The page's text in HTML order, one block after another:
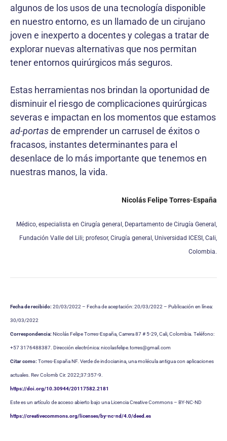
algunos de los usos de una tecnología disponible
en nuestro entorno, es un llamado de un cirujano
joven e inexperto a docentes y colegas a tratar de
explorar nuevas alternativas que nos permitan
tener entornos quirúrgicos más seguros.
Estas herramientas nos brindan la oportunidad de
disminuir el riesgo de complicaciones quirúrgicas
severas e impactan en los momentos que estamos
ad-portasde emprender un carrusel de éxitos o
fracasos, instantes determinantes para el
desenlace de lo más importante que tenemos en
nuestras manos, la vida.
Nicolás Felipe Torres-España
Médico, especialista en Cirugía general, Departamento de Cirugía General,
Fundación Valle del Lili; profesor, Cirugía general, Universidad ICESI, Cali,
Colombia.
Fecha de recibido: 20/03/2022 – Fecha de aceptación: 20/03/2022 – Publicación en línea:
30/03/2022
Correspondencia: Nicolás Felipe Torres-España, Carrera 87 # 5-29, Cali, Colombia. Teléfono:
+57 3176488387. Dirección electrónica: nicolasfelipe.torres@gmail.com
Citar como: Torres-España NF. Verde de indocianina, una molécula antigua con aplicaciones
actuales. Rev Colomb Cir. 2022;37:357-9.
https://doi.org/10.30944/20117582.2181
Este es un artículo de acceso abierto bajo una Licencia Creative Commons – BY-NC-ND
https://creativecommons.org/licenses/by-nc-nd/4.0/deed.es